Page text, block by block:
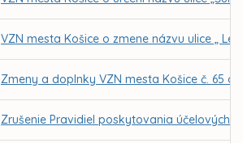
VZN mesta Košice o zmene názvu ulice „
Zmeny a doplnky VZN mesta Košice č. 65
Zrušenie Pravidiel poskytovania účelových